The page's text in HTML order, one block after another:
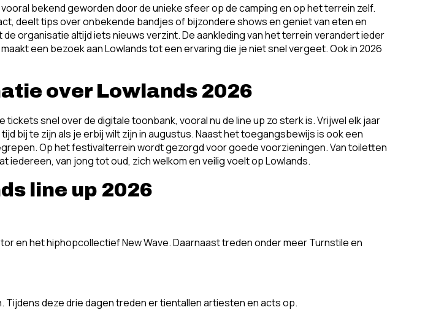
bekend geworden door de unieke sfeer op de camping en op het terrein zelf.
deelt tips over onbekende bandjes of bijzondere shows en geniet van eten en
organisatie altijd iets nieuws verzint. De aankleding van het terrein verandert ieder
een bezoek aan Lowlands tot een ervaring die je niet snel vergeet. Ook in 2026
over Lowlands 2026
snel over de digitale toonbank, vooral nu de line up zo sterk is. Vrijwel elk jaar
bij te zijn als je erbij wilt zijn in augustus. Naast het toegangsbewijs is ook een
Op het festivalterrein wordt gezorgd voor goede voorzieningen. Van toiletten
van jong tot oud, zich welkom en veilig voelt op Lowlands.
line up 2026
en het hiphopcollectief New Wave. Daarnaast treden onder meer Turnstile en
Tijdens deze drie dagen treden er tientallen artiesten en acts op.